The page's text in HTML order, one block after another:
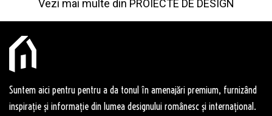
Vezi mai multe din PROIECTE DE DESIGN
Suntem aici pentru pentru a da tonul în amenajări premium, furnizând
inspirație și informație din lumea designului românesc și internațional.